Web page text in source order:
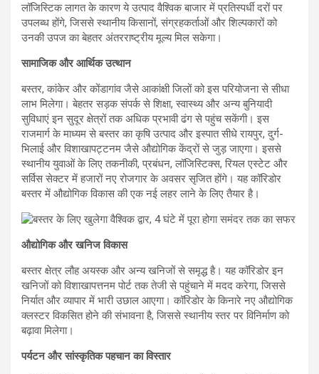
लॉजिस्टिक लागत के कारण ये उत्पाद वैश्विक बाजार में प्रतिस्पर्धी दरों पर
उपलब्ध होंगे, जिससे स्थानीय किसानों, संग्रहकर्ताओं और शिल्पकारों को
उनकी उपज का बेहतर अंतरराष्ट्रीय मूल्य मिल सकेगा।
सामाजिक और आर्थिक उत्थान
बस्तर, कांकेर और कोंडागांव जैसे आकांक्षी जिलों को इस परियोजना से सीधा
लाभ मिलेगा। बेहतर सड़क संपर्क से शिक्षा, स्वास्थ्य और अन्य बुनियादी
सुविधाएं इन सुदूर क्षेत्रों तक अधिक प्रभावी ढंग से पहुंच सकेंगी। इस
राजमार्ग के माध्यम से बस्तर का कृषि उत्पाद और इस्पात सीधे रायपुर, दुर्ग-
भिलाई और विशाखापट्टनम जैसे औद्योगिक केंद्रों से जुड़ जाएगा। इससे
स्थानीय युवाओं के लिए तकनीकी, प्रबंधन, लॉजिस्टिक्स, रियल एस्टेट और
सर्विस सेक्टर में हजारों नए रोजगार के अवसर सृजित होंगे। यह कॉरिडोर
बस्तर में औद्योगिक विकास की एक नई लहर लाने के लिए तैयार है।
औद्योगिक और खनिज विकास
बस्तर क्षेत्र लौह अयस्क और अन्य खनिजों से समृद्ध है। यह कॉरिडोर इन
खनिजों को विशाखापत्तनम पोर्ट तक तेजी से पहुंचाने में मदद करेगा, जिससे
निर्यात और व्यापार में भारी उछाल आएगा। कॉरिडोर के किनारे नए औद्योगिक
क्लस्टर विकसित होने की संभावना है, जिससे स्थानीय स्तर पर विनिर्माण को
बढ़ावा मिलेगा।
पर्यटन और सांस्कृतिक पहचान का विस्तार